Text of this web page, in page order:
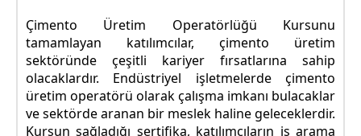
Çimento Üretim Operatörlüğü Kursunu
tamamlayan katılımcılar, çimento üretim
sektöründe çeşitli kariyer fırsatlarına sahip
olacaklardır. Endüstriyel işletmelerde çimento
üretim operatörü olarak çalışma imkanı bulacaklar
ve sektörde aranan bir meslek haline geleceklerdir.
Kursun sağladığı sertifika, katılımcıların iş arama